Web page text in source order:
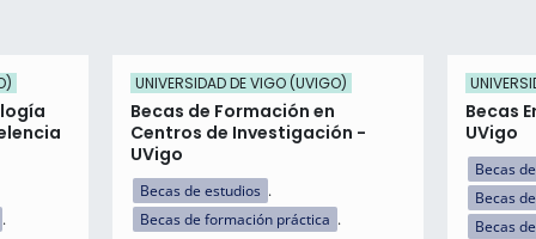
UNIVERSIDAD DE VIGO (UVIGO)
Becas de Formación en
Centros de Investigación -
UVigo
Becas de estudios
Becas de formación práctica
Becas
UVigo
Becas
Becas
Becas